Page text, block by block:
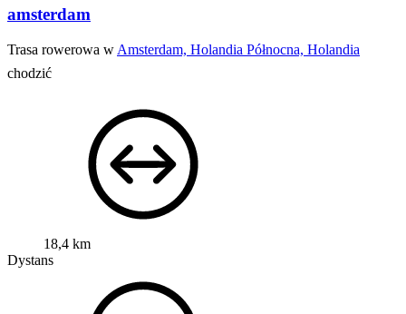
amsterdam
Trasa rowerowa w Amsterdam, Holandia Północna, Holandia
chodzić
18,4 km
Dystans